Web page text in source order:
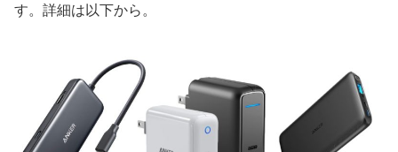
す。詳細は以下から。